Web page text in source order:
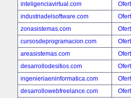
inteligenciavirtual.com
industriadelsoftware.com
zonasistemas.com
cursosdeprogramacion.com
areasistemas.com
desarrollodesitios.com
ingenieriaeninformatica.com
desarrollowebfreelance.com